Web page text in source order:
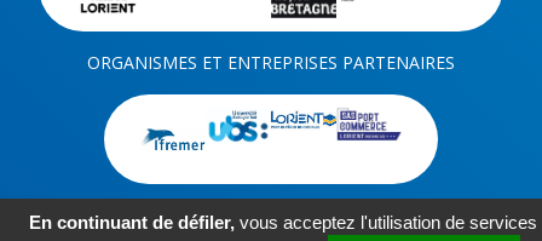
ORGANISMES ET ENTREPRISES PARTENAIRES
En continuant de défiler, vous acceptez l'utilisation de services